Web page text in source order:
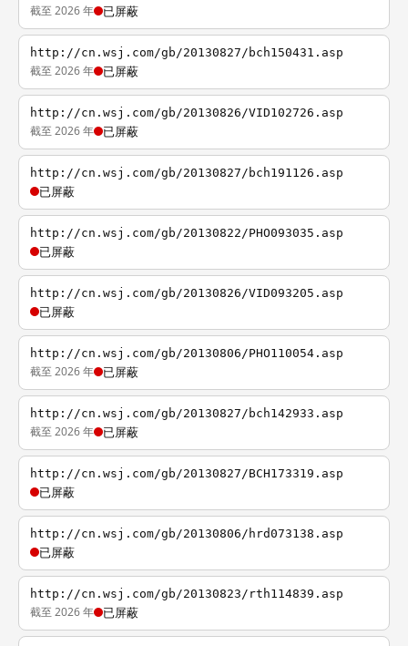
截至 2026 年 已屏蔽
http://cn.wsj.com/gb/20130827/bch150431.asp
截至 2026 年 已屏蔽
http://cn.wsj.com/gb/20130826/VID102726.asp
截至 2026 年 已屏蔽
http://cn.wsj.com/gb/20130827/bch191126.asp
已屏蔽
http://cn.wsj.com/gb/20130822/PHO093035.asp
已屏蔽
http://cn.wsj.com/gb/20130826/VID093205.asp
已屏蔽
http://cn.wsj.com/gb/20130806/PHO110054.asp
截至 2026 年 已屏蔽
http://cn.wsj.com/gb/20130827/bch142933.asp
截至 2026 年 已屏蔽
http://cn.wsj.com/gb/20130827/BCH173319.asp
已屏蔽
http://cn.wsj.com/gb/20130806/hrd073138.asp
已屏蔽
http://cn.wsj.com/gb/20130823/rth114839.asp
截至 2026 年 已屏蔽